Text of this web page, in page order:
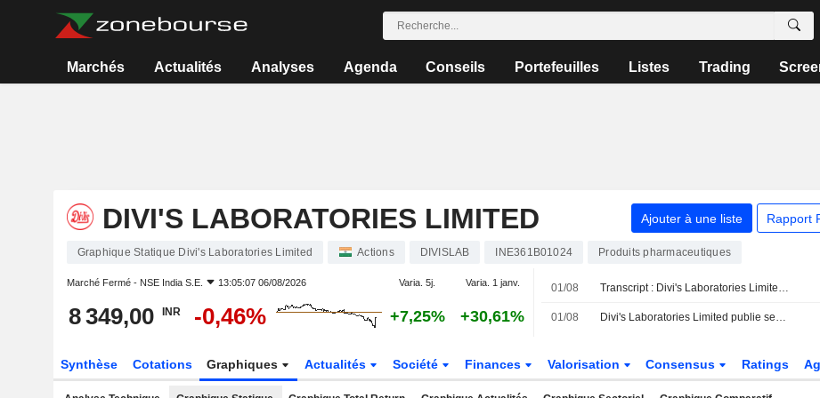
Marchés Actualités Analyses Agenda Conseils Portefeuilles Listes Trading
DIVI'S LABORATORIES LIMITED Ajouter à une liste Rapport
Graphique Statique Divi's Laboratories Limited Actions DIVISLAB INE361B01024 Produits pharmaceutiques
Marché Fermé - NSE India S.E. 13:05:07 06/08/2026 Varia. 5j. Varia. 1 janv.
8 349,00 INR -0,46% +7,25% +30,61%
01/08 Transcript : Divi's Laboratories Limited, Q1 2027 Earnings Call, Aug 01, 2026
01/08 Divi's Laboratories Limited publie ses résultats pour le premier trimestre clos le 30 juin 2026
Synthèse Cotations Graphiques Actualités Société Finances Valorisation Consensus Ratings